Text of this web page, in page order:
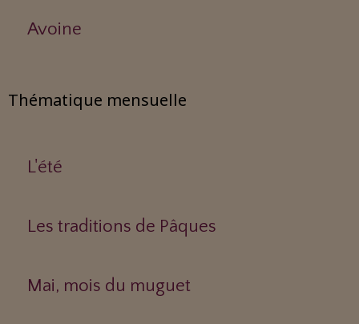
Avoine
Thématique mensuelle
L'été
Les traditions de Pâques
Mai, mois du muguet